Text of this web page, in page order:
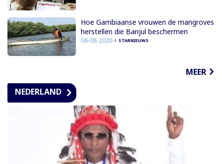
Hoe Gambiaanse vrouwen de mangroves
herstellen die Banjul beschermen
06-08-2026 STARNIEUWS
MEER
NEDERLAND